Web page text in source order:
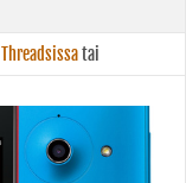
Threadsissatai